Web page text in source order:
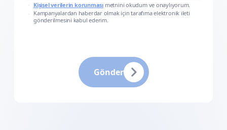
Kişisel verilerin korunması metnini okudum ve onaylıyorum.
Kampanyalardan haberdar olmak için tarafıma elektronik ileti
gönderilmesini kabul ederim.
Gönder